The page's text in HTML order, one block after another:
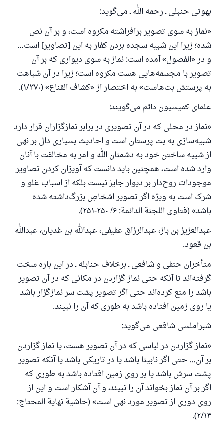
بهوتی حنبلی ـ رحمه الله ـ می‌گوید:
«نماز به سوی تصویر برافراشته مکروه است، و بر آن نص
شده؛ زیرا این شبیه سجده بردن کفار به این [تصاویر] است…
و در «الفصول» آمده است: نماز به سوی دیواری که بر آن
تصویر با مجسمه‌هایی هست مکروه است؛ زیرا در آن شباهت
به پرستش بت‌هاست» به اختصار از «کشاف القناع» (۱/۳۷۰).
علمای کمیسیون دائم می‌گویند:
«نماز در محلی که در آن تصویری در برابر نمازگزاران قرار دارد
شبیه‌سازی به بت پرستان است و احادیث بسیاری دال بر نهی
از شبیه ساختن خود به دشمنان الله و امر به مخالفت با آنان
وارد شده است، همچنین باید دانست که آویزان کردن تصاویر
موجودات روح‌دار بر دیوار جایز نیست بلکه از اسباب غلو و
شرک است به ویژه اگر تصویر اشخاصِ بزرگ‌داشته شده
باشد» (فتاوی اللجنة الدائمة: ۶/ ۲۵۰-۲۵۱).
عبدالعزیز بن باز، عبدالرزاق عفیفی، عبدالله بن غدیان، عبدالله
بن قعود.
متأخران حنفی و شافعی ـ برخلاف حنابله ـ در این باره سخت
گرفته‌اند تا آنکه حتی نماز گزاردن در مکانی که در آن تصویر
باشد را منع کرده‌اند حتی اگر تصویر پشت سر نمازگزار باشد
یا روی زمین افتاده باشد به طوری که آن را نبیند.
شبراملسی شافعی می‌گوید:
«نماز گزاردن در لباسی که در آن تصویر هست، یا نماز گزاردن
بر آن… حتی اگر نابینا باشد یا در تاریکی باشد یا آنکه تصویر
پشت سرش باشد یا بر روی زمین افتاده باشد به طوری که
اگر بر آن نماز بخواند آن را نبیند، و آن آشکار است و این از
روی دوری از تصویر مورد نهی است» (حاشیة نهایة المحتاج:
۲/۱۴).
را نجات داد.
از پرسش تا پاسخ، کمک مالی شما «اسلام سوال و جواب» را
یاری می‌دهد.
رسول الله صلی الله علیه وسلم می‌فرماید
آنکه به سوی خیری راهنمایی کند مانند پاداش انجام
دهنده‌اش را خواهد داشت